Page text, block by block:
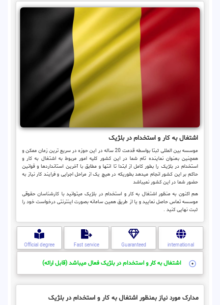
اشتغال به کار و استخدام در بلژیک
موسسه بین المللی ثبتا بواسطه قدمت 20 ساله در این حوزه در سریع ترین زمان ممکن و
همچنین بعنوان نماینده تام شما در این کشور کلیه امور مربوط به اشتغال به کار و
استخدام در بلژیک را بطور کامل از ابتدا تا انتها و مطابق با آخرین استانداردها و قوانین
حاکم بر این کشور انجام میدهد بطوریکه در هیچ یک از مراحل اجرایی و فرایند کار نیاز به
حضور شما در این کشور نمیباشد
هم اکنون به منظور اشتغال به کار و استخدام در بلژیک میتوانید با کارشناسان حقوقی
موسسه تماس حاصل نمایید و یا از طریق همین سامانه بصورت اینترنتی درخواست خود را
ثبت نهایی کنید .
international
Guaranteed
Fast service
Official degree
اشتغال به کار و استخدام در بلژیک فعال میباشد (قابل ارائه)
مدارک مورد نیاز بمنظور اشتغال به کار و استخدام در بلژیک